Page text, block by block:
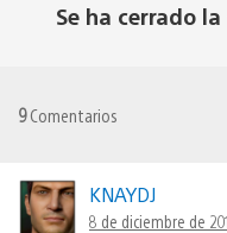
Se ha cerrado
9Comentarios
KNAYDJ
8 de diciembre de